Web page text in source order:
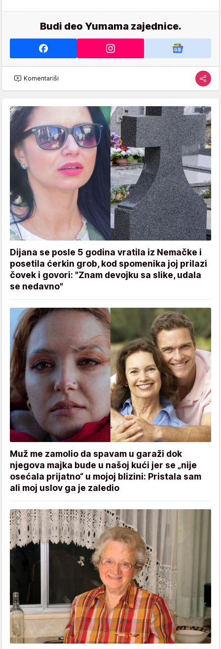
Budi deo Yumama zajednice.
Komentariši
Dijana se posle 5 godina vratila iz Nemačke i
posetila ćerkin grob, kod spomenika joj prilazi
čovek i govori: "Znam devojku sa slike, udala
se nedavno"
Muž me zamolio da spavam u garaži dok
njegova majka bude u našoj kući jer se „nije
osećala prijatno“ u mojoj blizini: Pristala sam
ali moj uslov ga je zaledio